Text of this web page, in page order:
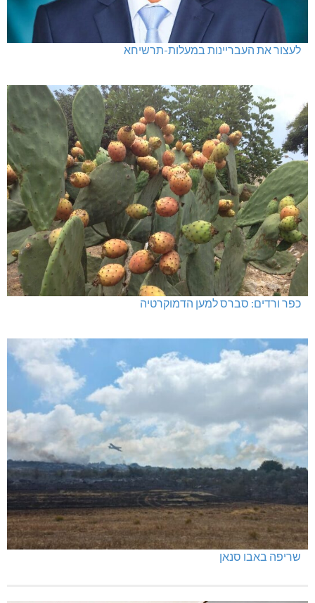
לעצור את העבריינות במעלות-תרשיחא
כפר ורדים: סברס למען הדמוקרטיה